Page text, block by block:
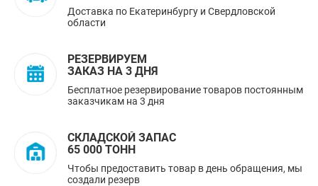
Доставка по Екатеринбургу и Свердловской
области
РЕЗЕРВИРУЕМ
ЗАКАЗ НА 3 ДНЯ
Бесплатное резервирование товаров постоянным
заказчикам на 3 дня
СКЛАДСКОЙ ЗАПАС
65 000 ТОНН
Чтобы предоставить товар в день обращения, мы
создали резерв